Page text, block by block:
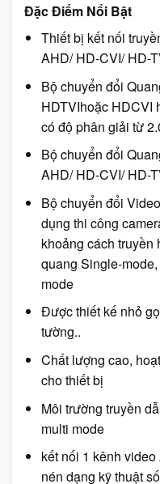
Đặc Điểm Nổi Bật
Thiết bị kết nối
AHD/ HD-CVI/ HD-
Bộ chuyển đổi
HDTVIhoặc HDCVI
có độ phân giải từ
Bộ chuyển đổi
AHD/ HD-CVI/ HD-
Bộ chuyển đổi
dụng thi công
khoảng cách truyền
quang Single-
mode
Được thiết kế nhỏ
tường..
Chất lượng cao,
cho thiết bị
Môi trường truyền
multi mode
kết nối 1 kênh
nén dạng kỹ thuật